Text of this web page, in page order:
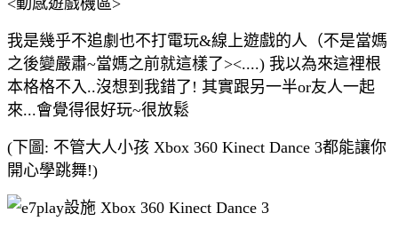
我是幾乎不追劇也不打電玩&線上遊戲的人（不是當媽
之後變嚴肅~當媽之前就這樣了><....) 我以為來這裡根
本格格不入..沒想到我錯了! 其實跟另一半or友人一起
來...會覺得很好玩~很放鬆
(下圖: 不管大人小孩 Xbox 360 Kinect Dance 3都能讓你
開心學跳舞!)